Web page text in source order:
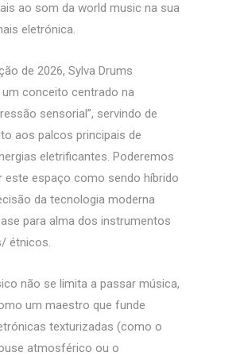
ao som da world music na sua
eletrónica.
de 2026, Sylva Drums
conceito centrado na
sensorial”, servindo de
aos palcos principais de
eletrificantes. Poderemos
este espaço como sendo híbrido
da tecnologia moderna
para alma dos instrumentos
étnicos.
não se limita a passar música,
um maestro que funde
texturizadas (como o
atmosférico ou o